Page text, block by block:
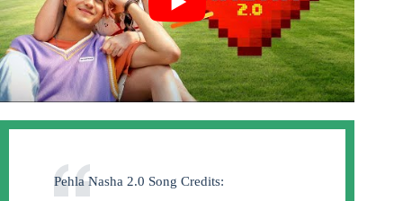
Pehla Nasha 2.0 Song Credits: